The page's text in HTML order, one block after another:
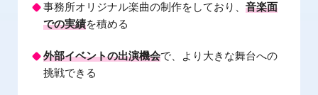
事務所オリジナル楽曲の制作をしており、 音楽面
での実績を積める
外部イベントの出演機会で、より大きな舞台への
挑戦できる